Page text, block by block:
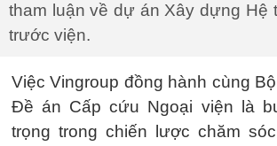
tham luận về dự án Xây dựng Hệ
trước viện.
Việc Vingroup đồng hành cùng
Đề án Cấp cứu Ngoại viện là
trọng trong chiến lược chăm